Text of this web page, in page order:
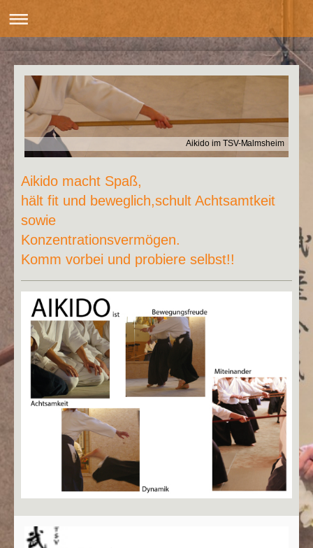
Aikido im TSV-Malmsheim
Aikido macht Spaß,
hält fit und beweglich,schult Achtsamtkeit
sowie
Konzentrationsvermögen.
Komm vorbei und probiere selbst!!